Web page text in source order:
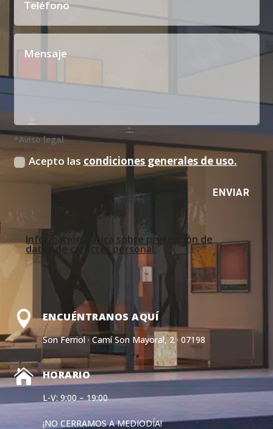
*Aviso legal
Acepto las condiciones generales de uso.
ENVIAR
Información básica sobre protección de
datos de carácter personal.
 ENCUÉNTRANOS AQUÍ
Son Ferriol · Camí Son Mayoral, 2 · 07198
 HORARIO
L-V: 9:00 – 19:00
¡NO CERRAMOS A MEDIODÍA!